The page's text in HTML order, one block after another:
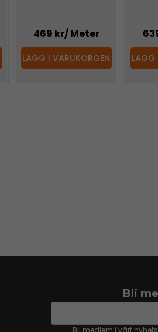
469 kr/ Meter
LÄGG I VARUKORGEN LÄGG
Bli
email
Bli medlem i vårt